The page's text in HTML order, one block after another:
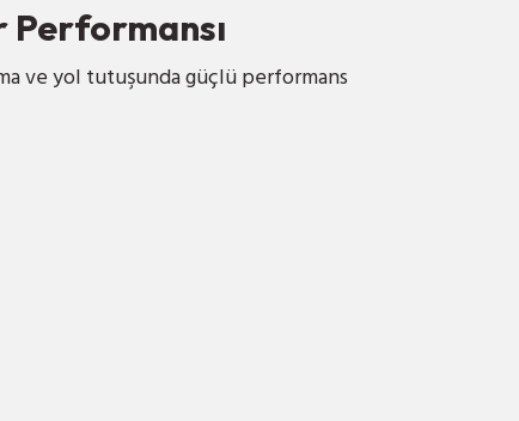
Performansı
ve yol tutuşunda güçlü performans